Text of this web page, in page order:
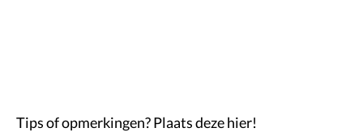
Tips of opmerkingen? Plaats deze hier!